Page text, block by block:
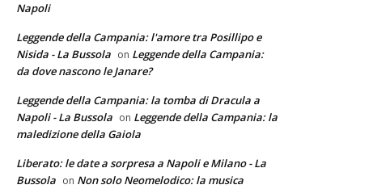
Napoli
Leggende della Campania: l'amore tra Posillipo e
Nisida - La Bussola on Leggende della Campania:
da dove nascono le Janare?
Leggende della Campania: la tomba di Dracula a
Napoli - La Bussola on Leggende della Campania: la
maledizione della Gaiola
Liberato: le date a sorpresa a Napoli e Milano - La
Bussola on Non solo Neomelodico: la musica